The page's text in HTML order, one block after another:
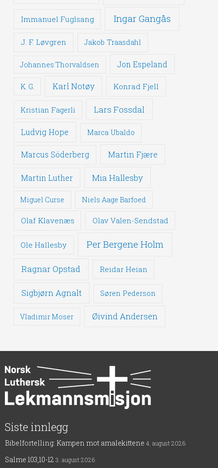
Immanuel Fuglsang Ingar Gangås
J. F. Løvgren Jakob Traasdahl
Johannes Thorvaldsen Jon Espeland
K. G. Karl Notøy Konrad Fjell
Kristian Fagerli Lars Fossdal
Ludvig Hope Marca Ubaldo
Marcus Söderberg Martin Fjære
Martin Luther Mia Hallesby
Miguel Curse Niels Aage Barfoed
Olaf Klavenæs Olav Valen-Sendstad
Ole Hallesby Per Bergene Holm
Ragnar Opstad Reidar Heian
Sigbjørn Agnalt Søren Pederson
Vladimir Moser Øivind Andersen
Siste innlegg
Bibelfortelling: Kampen mot amalekittene 4. august 2026
Salme 103,10-12 3. august 2026